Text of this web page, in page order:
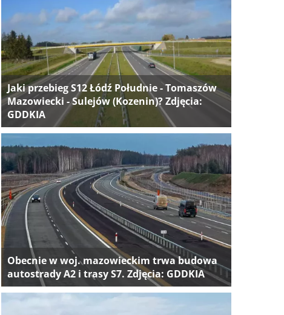
Jaki przebieg S12 Łódź Południe - Tomaszów
Mazowiecki - Sulejów (Kozenin)? Zdjęcia:
GDDKIA
Obecnie w woj. mazowieckim trwa budowa
autostrady A2 i trasy S7. Zdjęcia: GDDKIA